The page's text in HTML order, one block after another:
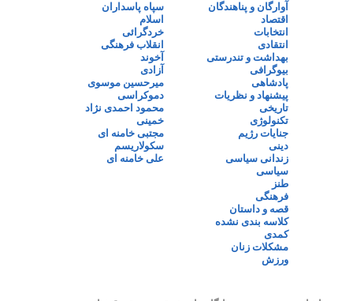
آوارگان و پناهندگان
اقتصاد
انتخابات
انتقادی
بهداشت و تندرستی
بیوگرافی
پادشاهی
پیشنهاد و نظریات
تاریخی
تکنولوژی
جنایات رژیم
دینی
زندانی سیاسی
سیاسی
طنز
فرهنگی
قصه و داستان
کلاسه بندی نشده
کمدی
مشکلات زنان
ورزش
سپاه پاسداران
اسلام
خردگرائی
انقلاب فرهنگی
آخوند
آزادی
میرحسین موسوی
دموکراسی
محمود احمدی نژاد
خمینی
مجتبی خامنه ای
سکولاریسم
علی خامنه ای